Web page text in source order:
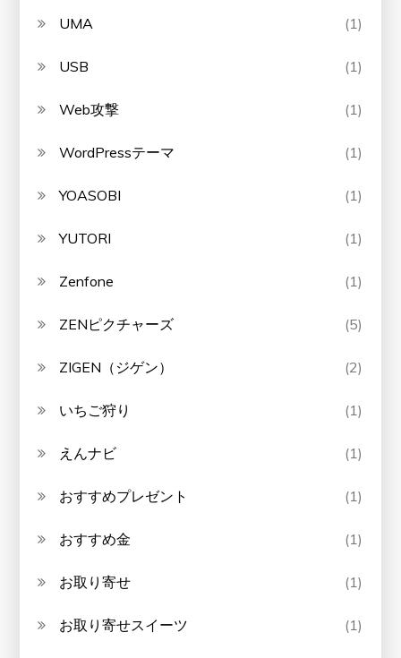
UMA (1)
USB (1)
Web攻撃 (1)
WordPressテーマ (1)
YOASOBI (1)
YUTORI (1)
Zenfone (1)
ZENピクチャーズ (5)
ZIGEN（ジゲン） (2)
いちご狩り (1)
えんナビ (1)
おすすめプレゼント (1)
おすすめ金 (1)
お取り寄せ (1)
お取り寄せスイーツ (1)